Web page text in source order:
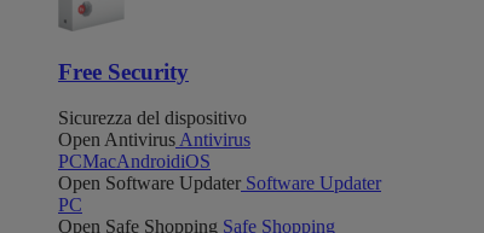
Free Security
Sicurezza del dispositivo
Open Antivirus Antivirus
PCMacAndroidiOS
Open Software Updater Software Updater
PC
Open Safe Shopping Safe Shopping